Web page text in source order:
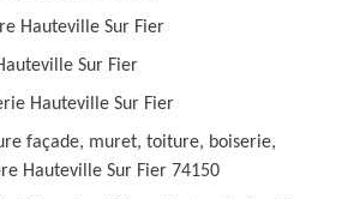
Hauteville Sur Fier
Sur Fier
Hauteville Sur Fier
façade, muret, toiture, boiserie,
Hauteville Sur Fier 74150